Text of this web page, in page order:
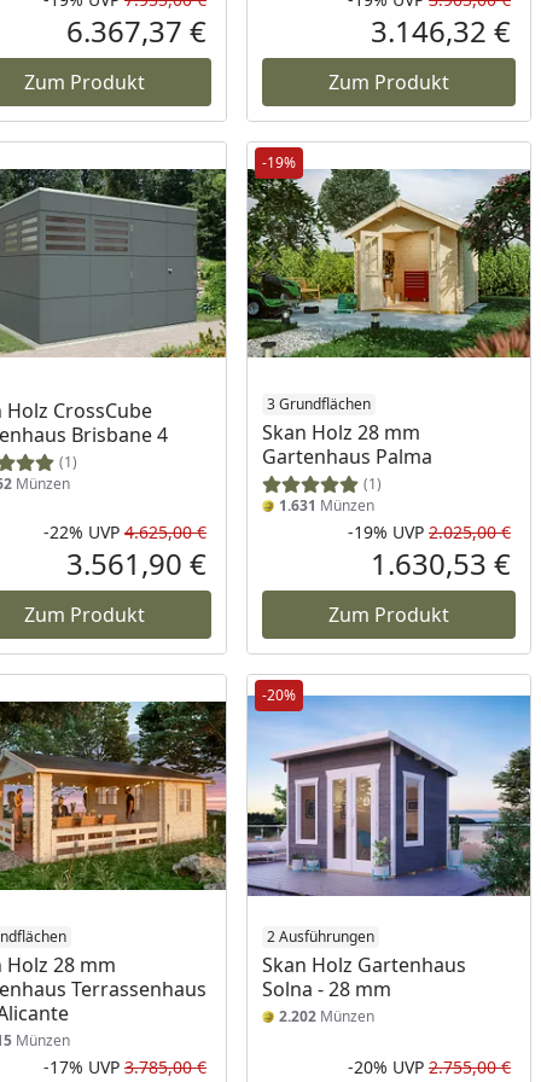
Preis Rabatt in Prozent
Ursprünglicher Preis
Aktueller Preis
6.367,37 €
Zum Produkt
3.146,32 €
Zum Produkt
Preis
Holz CrossCube
Brisbane 4
(1)
Münzen
Rabatt in Prozent
-22%
Ursprünglicher Preis
UVP 4.625,00 €
Aktueller Preis
3.561,90 €
Zum Produkt
-19%
3 Grundflächen
Skan Holz 28 mm
Gartenhaus Palma
(1)
1.631 Münzen
-19% UVP 2.025,00 €
1.630,53 €
Zum Produkt
Holz 28 mm
Terrassenhaus
Münzen
-17% UVP 3.785,00 €
-20%
2 Ausführungen
Skan Holz Gartenhaus
Solna - 28 mm
2.202 Münzen
-20% UVP 2.755,00 €